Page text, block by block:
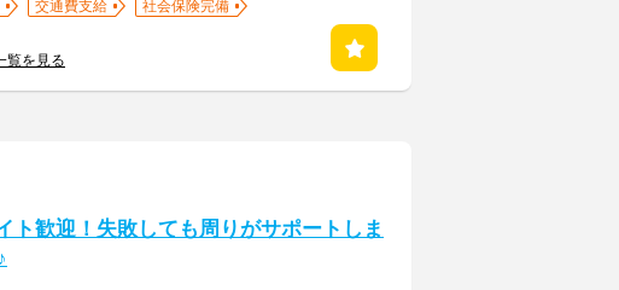
交通費支給
社会保険完備
覧を見る
ト歓迎！失敗しても周りがサポートしま